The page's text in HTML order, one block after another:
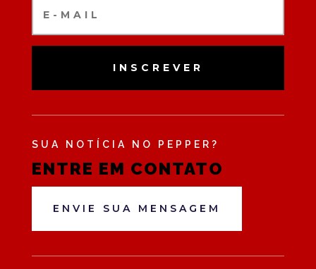
INSCREVER
SUA NOTÍCIA NO PEPPER?
ENTRE EM CONTATO
ENVIE SUA MENSAGEM